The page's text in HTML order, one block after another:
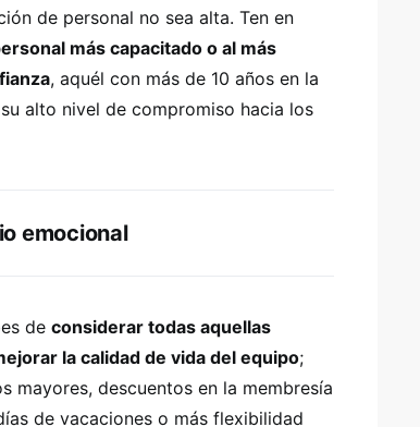
de personal no sea alta. Ten en
más capacitado o al más
, aquél con más de 10 años en la
alto nivel de compromiso hacia los
emocional
de considerar todas aquellas
la calidad de vida del equipo;
mayores, descuentos en la membresía
de vacaciones o más flexibilidad